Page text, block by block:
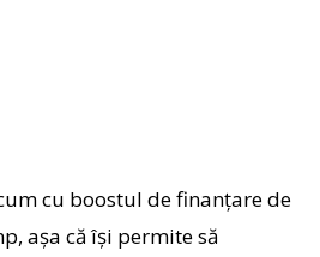
cu boostul de finanţare de
aşa că îşi permite să